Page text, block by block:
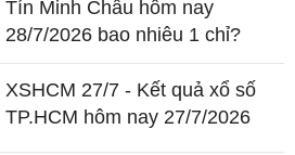
Tín Minh Châu hôm nay
28/7/2026 bao nhiêu 1 chỉ?
XSHCM 27/7 - Kết quả xổ số
TP.HCM hôm nay 27/7/2026